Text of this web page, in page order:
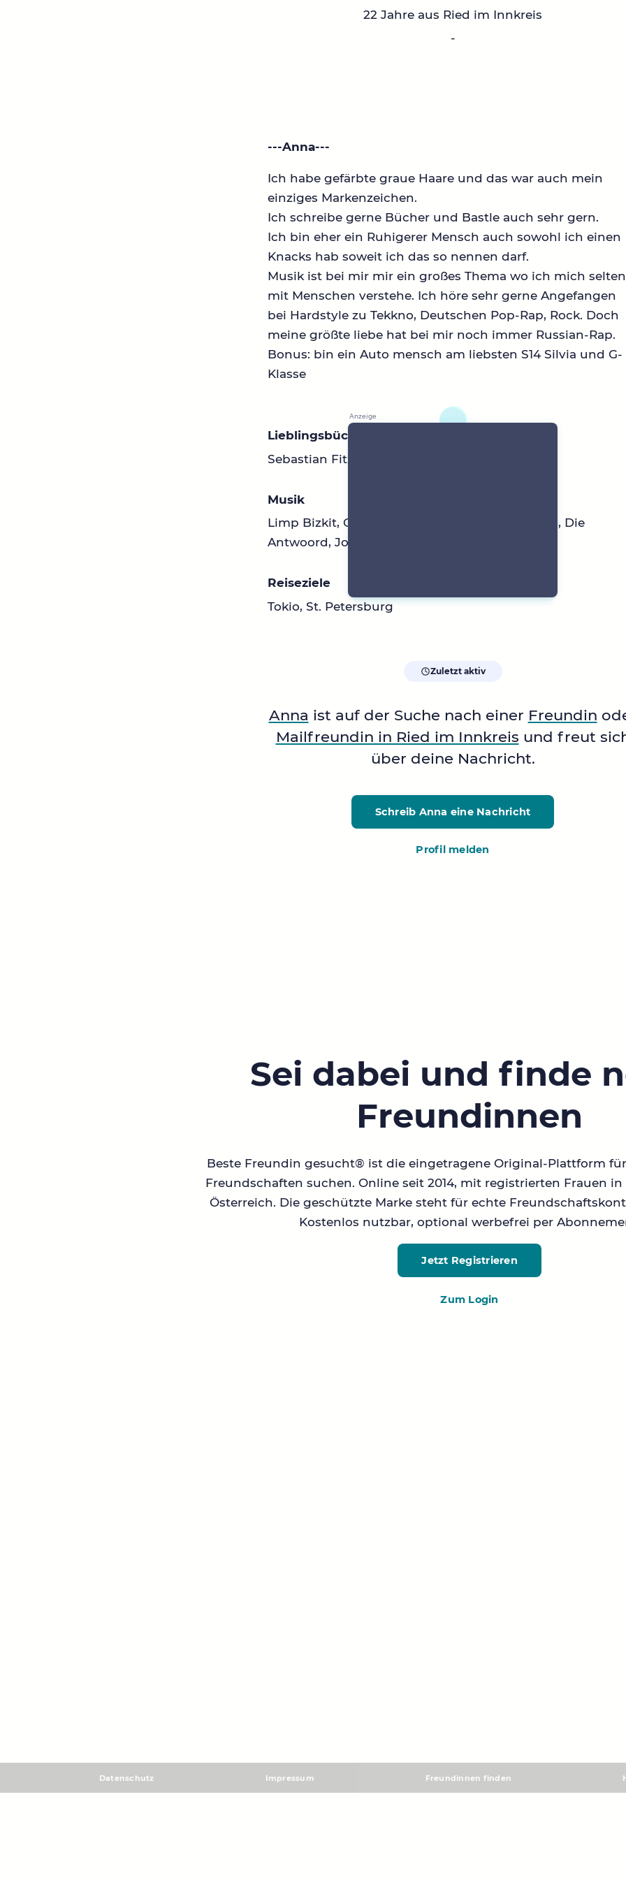
22 Jahre aus Ried im Innkreis
-
---Anna---
Ich habe gefärbte graue Haare und das war auch mein
einziges Markenzeichen.
Ich schreibe gerne Bücher und Bastle auch sehr gern.
Ich bin eher ein Ruhigerer Mensch auch sowohl ich einen
Knacks hab soweit ich das so nennen darf.
Musik ist bei mir mir ein großes Thema wo ich mich selten
mit Menschen verstehe. Ich höre sehr gerne Angefangen
bei Hardstyle zu Tekkno, Deutschen Pop-Rap, Rock. Doch
meine größte liebe hat bei mir noch immer Russian-Rap.
Bonus: bin ein Auto mensch am liebsten S14 Silvia und G-
Klasse
Lieblingsbücher
Sebastian Fitzek (ziemlich alle Bücher)
Musik
Limp Bizkit, Grebz, Tommy Cash, Morgenshtern, Die
Antwoord, Joost, AssiH, Tom Hengst
Reiseziele
Tokio, St. Petersburg
Zuletzt aktiv
Anna ist auf der Suche nach einer Freundin
Mailfreundin in Ried im Innkreis und freut
über deine Nachricht.
Schreib Anna eine Nachricht
Profil melden
Sei dabei und finde
Freundinnen
Beste Freundin gesucht® ist die eingetragene Original-Plattform
Freundschaften suchen. Online seit 2014, mit registrierten Frauen
Österreich. Die geschützte Marke steht für echte
Kostenlos nutzbar, optional werbefrei per
Jetzt Registrieren
Zum Login
Datenschutz Impressum Freundinnen finden